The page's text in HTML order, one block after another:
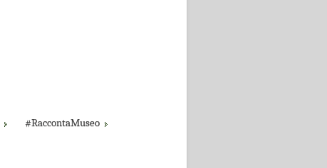
#RaccontaMuseo